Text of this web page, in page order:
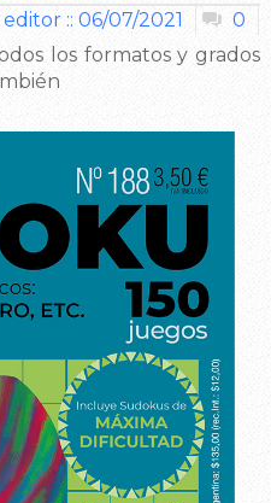
0
editor :: 06/07/2021
los formatos y grados